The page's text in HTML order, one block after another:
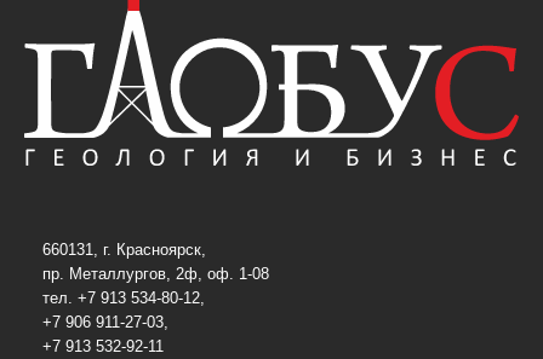
660131, г. Красноярск,
пр. Металлургов, 2ф, оф. 1-08
тел. +7 913 534-80-12,
+7 906 911-27-03,
+7 913 532-92-11